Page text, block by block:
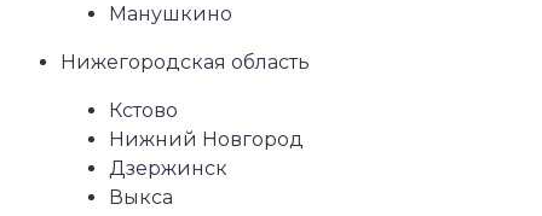
Манушкино
Нижегородская область
Кстово
Нижний Новгород
Дзержинск
Выкса